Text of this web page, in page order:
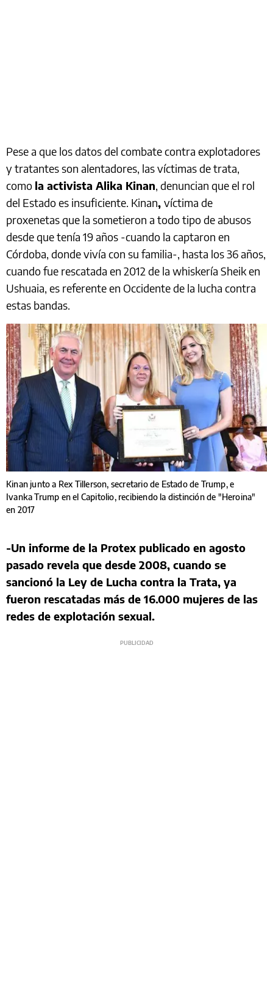
Pese a que los datos del combate contra explotadores
y tratantes son alentadores, las víctimas de trata,
como la activista Alika Kinan, denuncian que el rol
del Estado es insuficiente. Kinan, víctima de
proxenetas que la sometieron a todo tipo de abusos
desde que tenía 19 años -cuando la captaron en
Córdoba, donde vivía con su familia-, hasta los 36 años,
cuando fue rescatada en 2012 de la whiskería Sheik en
Ushuaia, es referente en Occidente de la lucha contra
estas bandas.
Kinan junto a Rex Tillerson, secretario de Estado de Trump, e
Ivanka Trump en el Capitolio, recibiendo la distinción de "Heroina"
en 2017
-Un informe de la Protex publicado en agosto
pasado revela que desde 2008, cuando se
sancionó la Ley de Lucha contra la Trata, ya
fueron rescatadas más de 16.000 mujeres de las
redes de explotación sexual.